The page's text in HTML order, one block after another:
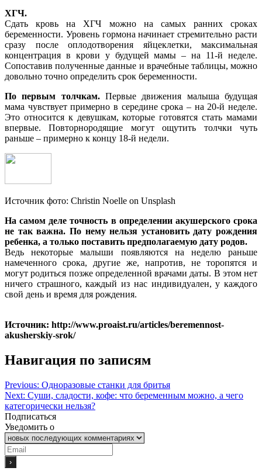
ХГЧ.
Сдать кровь на ХГЧ можно на самых ранних сроках
беременности. Уровень гормона начинает стремительно расти
сразу после оплодотворения яйцеклетки, максимальная
концентрация в крови у будущей мамы – на 11-й неделе.
Сопоставив полученные данные и врачебные таблицы, можно
довольно точно определить срок беременности.
По первым толчкам.Первые движения малыша будущая
мама чувствует примерно в середине срока – на 20-й неделе.
Это относится к девушкам, которые готовятся стать мамами
впервые. Повторнородящие могут ощутить толчки чуть
раньше – примерно к концу 18-й недели.
Источник фото: Christin Noelle on Unsplash
На самом деле точность в определении акушерского срока
не так важна. По нему нельзя установить дату рождения
ребенка, а только поставить предполагаемую дату родов.
Ведь некоторые малыши появляются на неделю раньше
намеченного срока, другие же, напротив, не торопятся и
могут родиться позже определенной врачами даты. В этом нет
ничего страшного, каждый из нас индивидуален, у каждого
свой день и время для рождения.
Источник: http://www.proaist.ru/articles/beremennost-
akusherskiy-srok/
Навигация по записям
Previous: Одноразовые станки для бритья
Next: Суши, сладости, кофе: что беременным можно, а чего
категорически нельзя?
Подписаться
Уведомить о